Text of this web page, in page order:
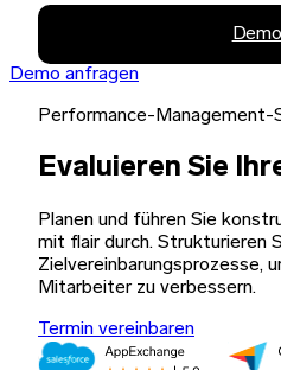
Demo anfragen
Performance-Management-
Evaluieren Sie
Planen und führen Sie
mit flair durch. Strukturieren
Zielvereinbarungsprozesse,
Mitarbeiter zu verbessern.
Termin vereinbaren